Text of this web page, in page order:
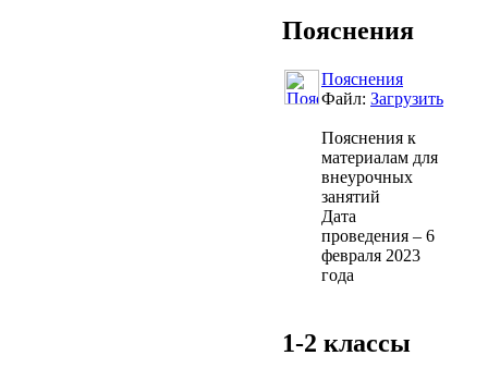
Пояснения
Пояснения
Файл: Загрузить
Пояснения к
материалам для
внеурочных
занятий
Дата
проведения – 6
февраля 2023
года
1-2 классы